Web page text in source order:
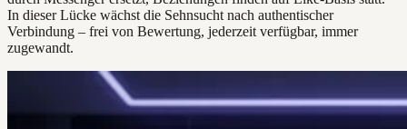
In dieser Lücke wächst die Sehnsucht nach authentischer
Verbindung – frei von Bewertung, jederzeit verfügbar, immer
zugewandt.